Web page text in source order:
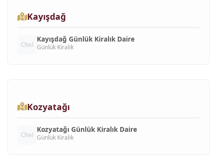
Kayışdağ
Kayışdağ Günlük Kiralık Daire
Günlük Kiralık
Kozyatağı
Kozyatağı Günlük Kiralık Daire
Günlük Kiralık